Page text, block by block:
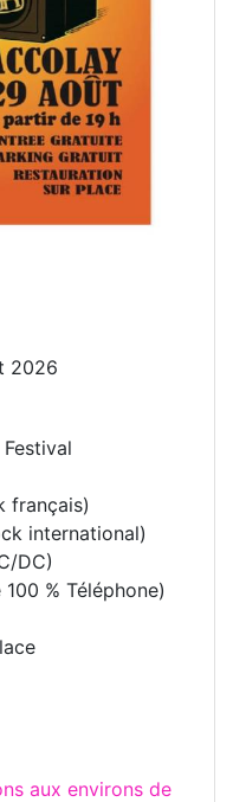
2026
français)
international)
DC)
% Téléphone)
aux environs de